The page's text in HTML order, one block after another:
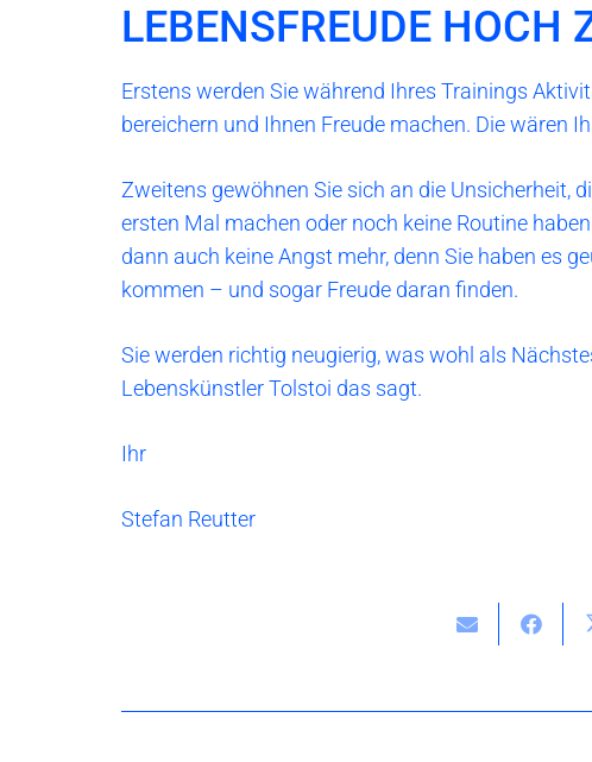
LEBENSFREUDE HOCH
Erstens werden Sie während Ihres Trainings
bereichern und Ihnen Freude machen. Die wären
Zweitens gewöhnen Sie sich an die Unsicherheit,
ersten Mal machen oder noch keine Routine
dann auch keine Angst mehr, denn Sie haben es
kommen – und sogar Freude daran finden.
Sie werden richtig neugierig, was wohl als
Lebenskünstler Tolstoi das sagt.
Ihr
Stefan Reutter